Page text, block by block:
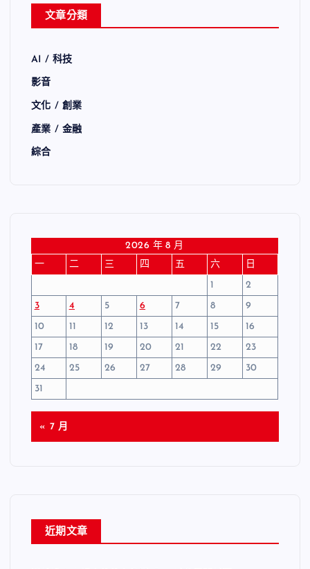
文章分類
AI / 科技
影音
文化 / 創業
產業 / 金融
綜合
2026 年 8 月
一
二 三 四 五 六
日
1
2
3
4 5 6 7 8
9
10
11 12 13 14 15
16
17
18 19 20 21 22
23
24
25 26 27 28 29
30
31
« 7 月
近期文章